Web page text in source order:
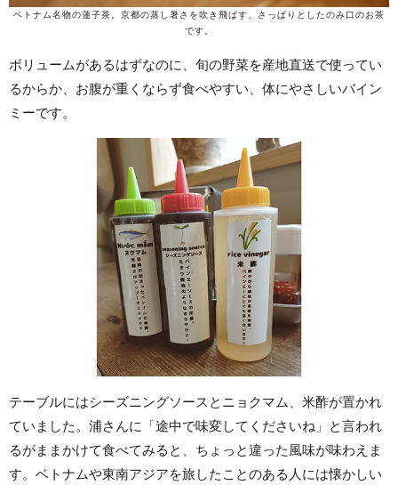
ベトナム名物の蓮子茶。京都の蒸し暑さを吹き飛ばす、さっぱりとしたのみ口のお茶
です。
ボリュームがあるはずなのに、旬の野菜を産地直送で使ってい
るからか、お腹が重くならず食べやすい、体にやさしいバイン
ミーです。
テーブルにはシーズニングソースとニョクマム、米酢が置かれ
ていました。浦さんに「途中で味変してくださいね」と言われ
るがままかけて食べてみると、ちょっと違った風味が味わえま
す。ベトナムや東南アジアを旅したことのある人には懐かしい